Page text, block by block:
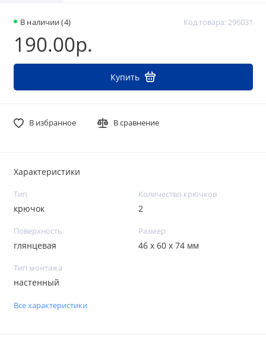
В наличии (4) Код товара: 296031
190.00р.
Купить
В избранное В сравнение
Характеристики
Тип
крючок
Количество крючков
2
Поверхность
глянцевая
Размер
46 х 60 х 74 мм
Тип монтажа
настенный
Все характеристики